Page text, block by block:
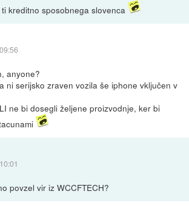
kreditno sposobnega slovenca
anyone?
ni serijsko zraven vozila še iphone vključen v
ne bi dosegli željene proizvodnje, ker bi
povzel vir iz WCCFTECH?